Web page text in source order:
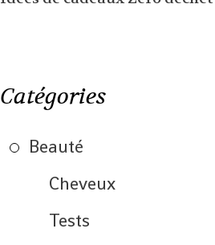
Catégories
Beauté
Cheveux
Tests